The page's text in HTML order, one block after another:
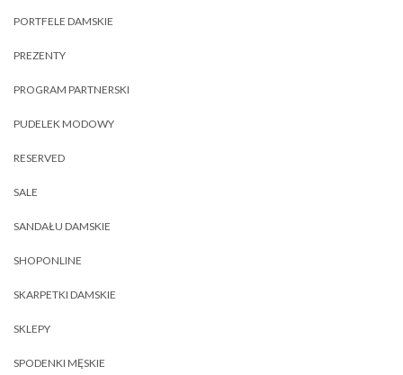
PORTFELE DAMSKIE
PREZENTY
PROGRAM PARTNERSKI
PUDELEK MODOWY
RESERVED
SALE
SANDAŁU DAMSKIE
SHOPONLINE
SKARPETKI DAMSKIE
SKLEPY
SPODENKI MĘSKIE